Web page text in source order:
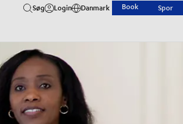
Søg Login Danmark Book Spor